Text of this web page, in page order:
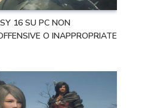
16 SU PC NON
O INAPPROPRIATE